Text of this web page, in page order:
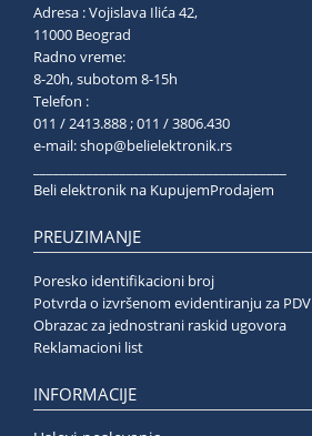
Adresa : Vojislava Ilića 42,
11000 Beograd
Radno vreme:
8-20h, subotom 8-15h
Telefon :
011 / 2413.888 ; 011 / 3806.430
e-mail:shop@belielektronik.rs
Beli elektronik na KupujemProdajem
PREUZIMANJE
Poresko identifikacioni broj
Potvrda o izvršenom evidentiranju za PDV
Obrazac za jednostrani raskid ugovora
Reklamacioni list
INFORMACIJE